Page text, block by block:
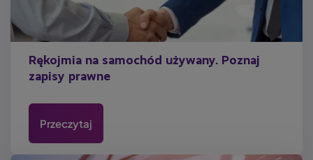
Rękojmia na samochód używany. Poznaj
zapisy prawne
Przeczytaj